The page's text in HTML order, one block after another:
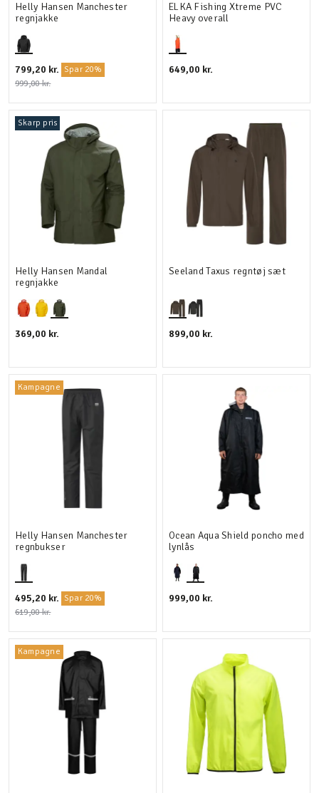
Helly Hansen Manchester
regnjakke
799,20 kr. Spar 20%
999,00 kr.
ELKA Fishing Xtreme PVC
Heavy overall
649,00 kr.
Skarp pris
Helly Hansen Mandal
regnjakke
369,00 kr.
Seeland Taxus regntøj sæt
899,00 kr.
Kampagne
Helly Hansen Manchester
regnbukser
495,20 kr. Spar 20%
619,00 kr.
Ocean Aqua Shield poncho med
lynlås
999,00 kr.
Kampagne